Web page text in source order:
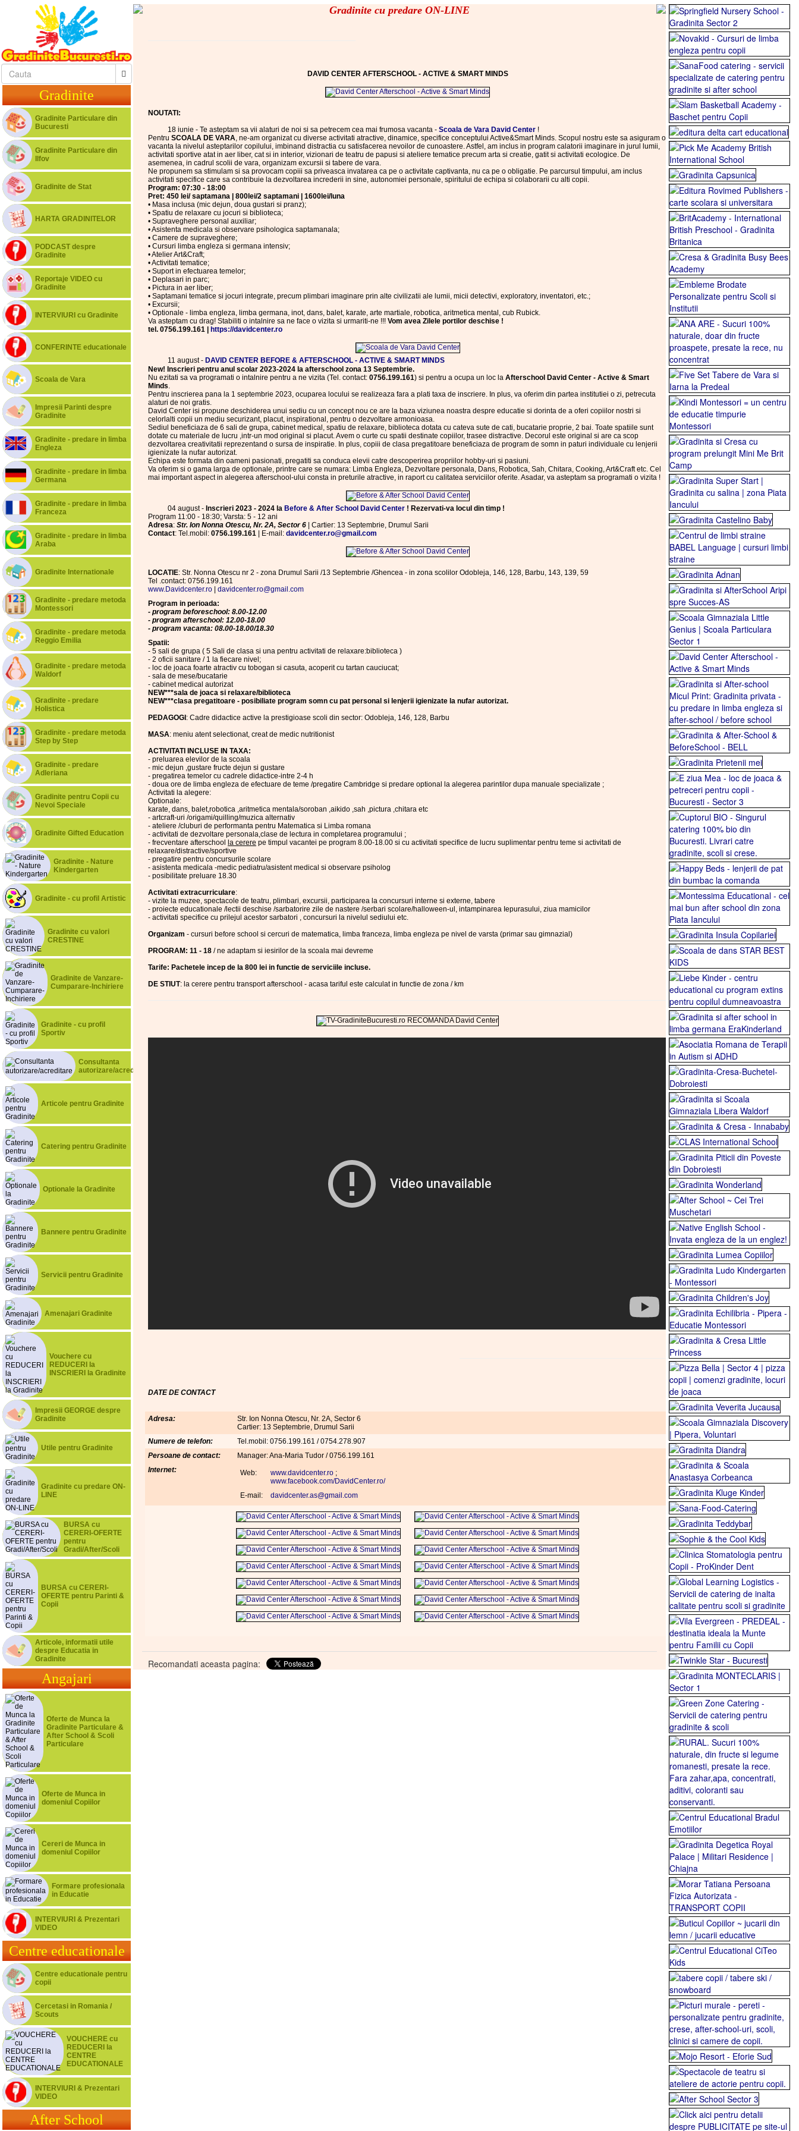
Gradinite
Gradinite Particulare din
Bucuresti
Gradinite Particulare din
Ilfov
Gradinite de Stat
HARTA GRADINITELOR
PODCAST despre
Gradinite
Reportaje VIDEO cu
Gradinite
INTERVIURI cu Gradinite
CONFERINTE educationale
Scoala de Vara
Impresii Parinti despre
Gradinite
Gradinite - predare in limba
Engleza
Gradinite - predare in limba
Germana
Gradinite - predare in limba
Franceza
Gradinite - predare in limba
Araba
Gradinite Internationale
Gradinite - predare metoda
Montessori
Gradinite - predare metoda
Reggio Emilia
Gradinite - predare metoda
Waldorf
Gradinite - predare
Holistica
Gradinite - predare metoda
Step by Step
Gradinite - predare
Adleriana
Gradinite pentru Copii cu
Nevoi Speciale
Gradinite Gifted Education
Gradinite - Nature
Kindergarten
Gradinite - cu profil Artistic
Gradinite cu valori
CRESTINE
Gradinite de Vanzare-
Cumparare-Inchiriere
Gradinite - cu profil
Sportiv
Consultanta
autorizare/acreditare
Articole pentru Gradinite
Catering pentru Gradinite
Optionale la Gradinite
Bannere pentru Gradinite
Servicii pentru Gradinite
Amenajari Gradinite
Vouchere cu
REDUCERI la
INSCRIERI la Gradinite
Impresii GEORGE despre
Gradinite
Utile pentru Gradinite
Gradinite cu predare ON-
LINE
BURSA cu
CERERI-OFERTE
pentru
Gradi/After/Scoli
BURSA cu CERERI-
OFERTE pentru Parinti &
Copii
Articole, informatii utile
despre Educatia in
Gradinite
Angajari
Oferte de Munca la
Gradinite Particulare &
After School & Scoli
Particulare
Oferte de Munca in
domeniul Copiilor
Cereri de Munca in
domeniul Copiilor
Formare profesionala
in Educatie
INTERVIURI & Prezentari
VIDEO
Centre educationale
Centre educationale pentru
copii
Cercetasi in Romania /
Scouts
VOUCHERE cu
REDUCERI la
CENTRE
EDUCATIONALE
INTERVIURI & Prezentari
VIDEO
After School
Gradinite cu predare ON-LINE
DAVID CENTER AFTERSCHOOL - ACTIVE & SMART MINDS
NOUTATI:
18 iunie - Te asteptam sa vii alaturi de noi si sa petrecem cea mai frumosa vacanta - Scoala de Vara David Center !
Pentru SCOALA DE VARA, ne-am organizat cu diverse activitati atractive, dinamice, specifice conceptului Active&Smart Minds. Scopul nostru este sa asiguram o
vacanta la nivelul asteptarilor copilului, imbinand distractia cu satisfacerea nevoilor de cunoastere. Astfel, am inclus in program calatorii imaginare in jurul lumii,
activitati sportive atat in aer liber, cat si in interior, vizionari de teatru de papusi si ateliere tematice precum arta si creatie, gatit si activitati ecologice. De
asemenea, in cadrul scolii de vara, organizam excursii si tabere de vara.
Ne propunem sa stimulam si sa provocam copiii sa priveasca invatarea ca pe o activitate captivanta, nu ca pe o obligatie. Pe parcursul timpului, am inclus
activitati specifice care sa contribuie la dezvoltarea increderii in sine, autonomiei personale, spiritului de echipa si colaborarii cu alti copii.
Program: 07:30 - 18:00
Pret: 450 lei/ saptamana | 800lei/2 saptamani | 1600lei/luna
• Masa inclusa (mic dejun, doua gustari si pranz);
• Spatiu de relaxare cu jocuri si biblioteca;
• Supraveghere personal auxiliar;
• Asistenta medicala si observare psihologica saptamanala;
• Camere de supraveghere;
• Cursuri limba engleza si germana intensiv;
• Atelier Art&Craft;
• Activitati tematice;
• Suport in efectuarea temelor;
• Deplasari in parc;
• Pictura in aer liber;
• Saptamani tematice si jocuri integrate, precum plimbari imaginare prin alte civilizatii ale lumii, micii detectivi, exploratory, inventatori, etc.;
• Excursii;
• Optionale - limba engleza, limba germana, inot, dans, balet, karate, arte martiale, robotica, aritmetica mental, cub Rubick.
Va asteptam cu drag! Stabiliti o intalnire sa ne face o vizita si urmariti-ne !!! Vom avea Zilele portilor deschise !
tel. 0756.199.161 |
https://davidcenter.ro
11 august - DAVID CENTER BEFORE & AFTERSCHOOL - ACTIVE & SMART MINDS
New! Inscrieri pentru anul scolar 2023-2024 la afterschool zona 13 Septembrie.
Nu ezitati sa va programati o intalnire pentru a ne vizita (Tel. contact: 0756.199.161) si pentru a ocupa un loc la Afterschool David Center - Active & Smart
Minds
Pentru inscrierea pana la 1 septembrie 2023, ocuparea locului se realizeaza fara a plati taxa de inscriere. In plus, va oferim din partea institutiei o zi, petrecuta
alaturi de noi gratis.
David Center isi propune deschiderea unui sediu cu un concept nou ce are la baza viziunea noastra despre educatie si dorinta de a oferi copiilor nostri si
celorlalti copii un mediu securizant, placut, inspirational, pentru o dezvoltare armonioasa.
Sediul beneficiaza de 6 sali de grupa, cabinet medical, spatiu de relaxare, biblioteca dotata cu cateva sute de cati, bucatarie proprie, 2 bai. Toate spatiile sunt
dotate cu materiale de lucru ,intr-un mod original si placut. Avem o curte cu spatii destinate copiilor, trasee distractive. Decorul este original si are ca scop
dezvoltarea creativitatii reprezentand o sursa de inspiratie. In plus, copiii de clasa pregatitoare beneficiaza de program de somn in paturi individuale cu lenjerii
igienizate la nufar autorizat.
Echipa este formata din oameni pasionati, pregatiti sa conduca elevii catre descoperirea propriilor hobby-uri si pasiuni.
Va oferim si o gama larga de optionale, printre care se numara: Limba Engleza, Dezvoltare personala, Dans, Robotica, Sah, Chitara, Cooking, Art&Craft etc. Cel
mai important aspect in alegerea afterschool-ului consta in preturile atractive, in raport cu calitatea serviciilor oferite. Asadar, va asteptam sa programati o vizita !
04 august - Inscrieri 2023 - 2024 la Before & After School David Center ! Rezervati-va locul din timp !
Program 11:00 - 18:30; Varsta: 5 - 12 ani
Adresa: Str. Ion Nonna Otescu, Nr. 2A, Sector 6 | Cartier: 13 Septembrie, Drumul Sarii
Contact: Tel.mobil: 0756.199.161 | E-mail: davidcenter.ro@gmail.com
LOCATIE: Str. Nonna Otescu nr 2 - zona Drumul Sarii /13 Septembrie /Ghencea - in zona scolilor Odobleja, 146, 128, Barbu, 143, 139, 59
Tel .contact: 0756.199.161
www.Davidcenter.ro
davidcenter.ro@gmail.com
Program in perioada:
- program beforeschool: 8.00-12.00
- program afterschool: 12.00-18.00
- program vacanta: 08.00-18.00/18.30
Spatii:
- 5 sali de grupa ( 5 Sali de clasa si una pentru activitati de relaxare:biblioteca )
- 2 oficii sanitare / 1 la fiecare nivel;
- loc de joaca foarte atractiv cu tobogan si casuta, acoperit cu tartan cauciucat;
- sala de mese/bucatarie
- cabinet medical autorizat
NEW***sala de joaca si relaxare/biblioteca
NEW***clasa pregatitoare - posibiliate program somn cu pat personal si lenjerii igienizate la nufar autorizat.
PEDAGOGI : Cadre didactice active la prestigioase scoli din sector: Odobleja, 146, 128, Barbu
MASA: meniu atent selectionat, creat de medic nutritionist
ACTIVITATI INCLUSE IN TAXA:
- preluarea elevilor de la scoala
- mic dejun ,gustare fructe dejun si gustare
- pregatirea temelor cu cadrele didactice-intre 2-4 h
- doua ore de limba engleza de efectuare de teme /pregatire Cambridge si predare optional la alegerea parintilor dupa manuale specializate ;
Activitati la alegere:
Optionale:
karate, dans, balet,robotica ,aritmetica mentala/soroban ,aikido ,sah ,pictura ,chitara etc
- artcraft-uri /origami/quilling/muzica alternativ
- ateliere /cluburi de performanta pentru Matematica si Limba romana
- activitati de dezvoltare personala,clase de lectura in completarea programului ;
- frecventare afterschool
la cerere pe timpul vacantei pe program 8.00-18.00 si cu activitati specifice de lucru suplimentar pentru teme si activitati de
relaxare/distractive/sportive
- pregatire pentru concursurile scolare
- asistenta medicala -medic pediatru/asistent medical si observare psiholog
- posibilitate preluare 18.30
Activitati extracurriculare:
- vizite la muzee, spectacole de teatru, plimbari, excursii, participarea la concursuri interne si externe, tabere
- proiecte educationale /lectii deschise /sarbatorire zile de nastere /serbari scolare/halloween-ul, intampinarea Iepurasului, ziua mamicilor
- activitati specifice cu prilejul acestor sarbatori , concursuri la nivelul sediului etc.
Organizam - cursuri before school si cercuri de matematica, limba franceza, limba engleza pe nivel de varsta (primar sau gimnazial)
PROGRAM: 11 - 18 / ne adaptam si iesirilor de la scoala mai devreme
Tarife: Pachetele incep de la 800 lei in functie de serviciile incluse.
DE STIUT: la cerere pentru transport afterschool - acasa tariful este calculat in functie de zona / km
DATE DE CONTACT
Adresa:
Str. Ion Nonna Otescu, Nr. 2A, Sector 6
Cartier: 13 Septembrie, Drumul Sarii
Numere de telefon:
Tel.mobil: 0756.199.161 / 0754.278.907
Persoane de contact:
Manager: Ana-Maria Tudor / 0756.199.161
Internet:
Web: www.davidcenter.ro ;
www.facebook.com/DavidCenter.ro/
E-mail:
davidcenter.as@gmail.com
Recomandati aceasta pagina: